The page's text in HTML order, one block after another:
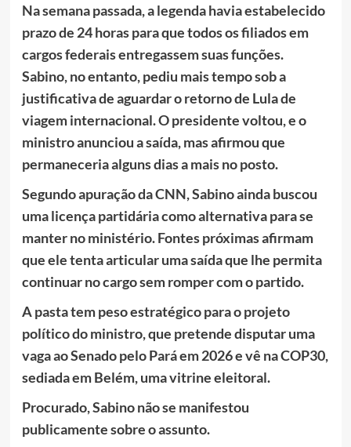
Na semana passada, a legenda havia estabelecido
prazo de 24 horas para que todos os filiados em
cargos federais entregassem suas funções.
Sabino, no entanto, pediu mais tempo sob a
justificativa de aguardar o retorno de Lula de
viagem internacional. O presidente voltou, e o
ministro anunciou a saída, mas afirmou que
permaneceria alguns dias a mais no posto.
Segundo apuração da CNN, Sabino ainda buscou
uma licença partidária como alternativa para se
manter no ministério. Fontes próximas afirmam
que ele tenta articular uma saída que lhe permita
continuar no cargo sem romper com o partido.
A pasta tem peso estratégico para o projeto
político do ministro, que pretende disputar uma
vaga ao Senado pelo Pará em 2026 e vê na COP30,
sediada em Belém, uma vitrine eleitoral.
Procurado, Sabino não se manifestou
publicamente sobre o assunto.